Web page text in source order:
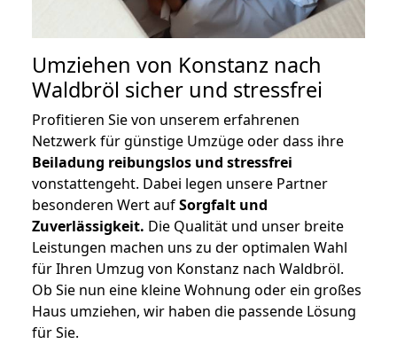
Umziehen von Konstanz nach
Waldbröl sicher und stressfrei
Profitieren Sie von unserem erfahrenen
Netzwerk für günstige Umzüge oder dass ihre
Beiladung reibungslos und stressfrei
vonstattengeht. Dabei legen unsere Partner
besonderen Wert aufSorgfalt und
Zuverlässigkeit. Die Qualität und unser breite
Leistungen machen uns zu der optimalen Wahl
für Ihren Umzug von Konstanz nach Waldbröl.
Ob Sie nun eine kleine Wohnung oder ein großes
Haus umziehen, wir haben die passende Lösung
für Sie.